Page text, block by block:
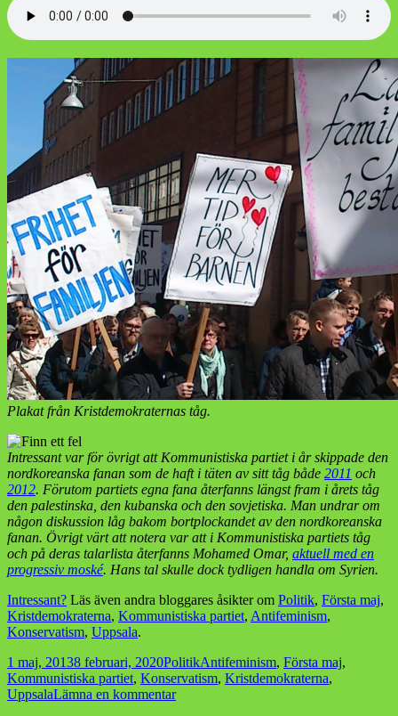
Plakat från Kristdemokraternas tåg.
Intressant var för övrigt att Kommunistiska partiet i år skippade den
nordkoreanska fanan som de haft i täten av sitt tåg både 2011 och
2012. Förutom partiets egna fana återfanns längst fram i årets tåg
den palestinska, den kubanska och den sovjetiska. Man undrar om
någon diskussion låg bakom bortplockandet av den nordkoreanska
fanan. Övrigt värt att notera var att i Kommunistiska partiets tåg
och på deras talarlista återfanns Mohamed Omar, aktuell med en
progressiv moské. Hans tal skulle dock tydligen handla om Syrien.
Intressant? Läs även andra bloggares åsikter om Politik, Första maj,
Kristdemokraterna, Kommunistiska partiet, Antifeminism,
Konservatism, Uppsala.
Postat
1 maj, 20138 februari, 2020Kategorier
PolitikTaggar
Antifeminism, Första maj,
Kommunistiska partiet, Konservatism, Kristdemokraterna,
UppsalaLämna en kommentartill